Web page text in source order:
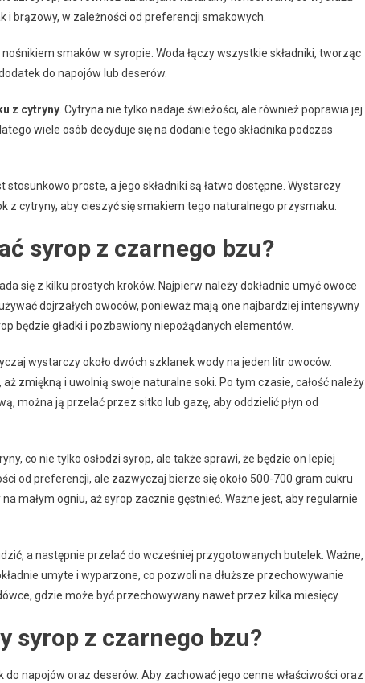
i brązowy, w zależności od preferencji smakowych.
smaków w syropie. Woda łączy wszystkie składniki, tworząc
do napojów lub deserów.
z cytryny. Cytryna nie tylko nadaje świeżości, ale również poprawia jej
wiele osób decyduje się na dodanie tego składnika podczas
proste, a jego składniki są łatwo dostępne. Wystarczy
z cytryny, aby cieszyć się smakiem tego naturalnego przysmaku.
syrop z czarnego bzu?
się z kilku prostych kroków. Najpierw należy dokładnie umyć owoce
dojrzałych owoców, ponieważ mają one najbardziej intensywny
będzie gładki i pozbawiony niepożądanych elementów.
wystarczy około dwóch szklanek wody na jeden litr owoców.
zmiękną i uwolnią swoje naturalne soki. Po tym czasie, całość należy
można ją przelać przez sitko lub gazę, aby oddzielić płyn od
co nie tylko osłodzi syrop, ale także sprawi, że będzie on lepiej
od preferencji, ale zazwyczaj bierze się około 500-700 gram cukru
małym ogniu, aż syrop zacznie gęstnieć. Ważne jest, aby regularnie
a następnie przelać do wcześniej przygotowanych butelek. Ważne,
umyte i wyparzone, co pozwoli na dłuższe przechowywanie
gdzie może być przechowywany nawet przez kilka miesięcy.
syrop z czarnego bzu?
napojów oraz deserów. Aby zachować jego cenne właściwości oraz